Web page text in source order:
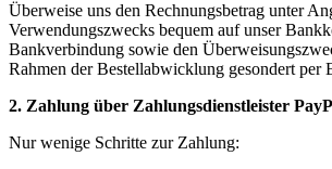
Überweise uns den Rechnungsbetrag unter
Verwendungszwecks bequem auf unser
Bankverbindung sowie den
Rahmen der Bestellabwicklung gesondert per
2. Zahlung über Zahlungsdienstleister
Nur wenige Schritte zur Zahlung: